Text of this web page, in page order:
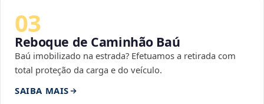
03
Reboque de Caminhão Baú
Baú imobilizado na estrada? Efetuamos a retirada com
total proteção da carga e do veículo.
SAIBA MAIS